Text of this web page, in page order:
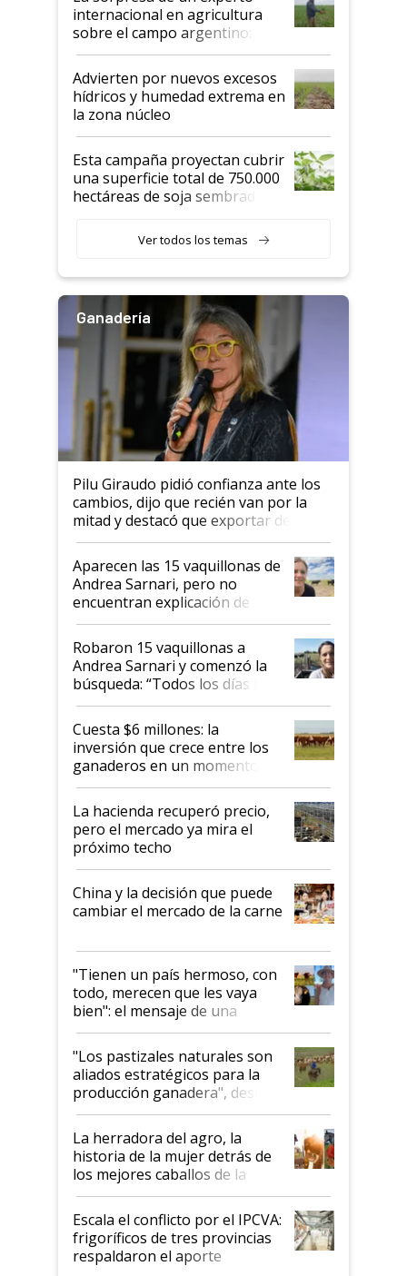
internacional en agricultura
sobre el campo argentino:
"Estoy muy impresionado"
Advierten por nuevos excesos
hídricos y humedad extrema en
la zona núcleo
Esta campaña proyectan cubrir
una superficie total de 750.000
hectáreas de soja sembradas
variedades que marcan un
salto tecnológico en genética y
Ver todos los temas
Ganadería
Pilu Giraudo pidió confianza ante los
cambios, dijo que recién van por la
mitad y destacó que exportar dejó de
ser "para unos pocos": "Tenemos un
mandato muy claro del gobierno
nacional"
Aparecen las 15 vaquillonas de
Andrea Sarnari, pero no
encuentran explicación de
cómo llegaron allí
Robaron 15 vaquillonas a
Andrea Sarnari y comenzó la
búsqueda: “Todos los días le
toca a algún productor”
Cuesta $6 millones: la
inversión que crece entre los
ganaderos en un momento
histórico para la actividad
La hacienda recuperó precio,
pero el mercado ya mira el
próximo techo
China y la decisión que puede
cambiar el mercado de la carne
"Tienen un país hermoso, con
todo, merecen que les vaya
bien": el mensaje de una
ganadera uruguaya sobre las
oportunidades que se abren
para el agro en Argentina, con
foco en la carne
"Los pastizales naturales son
aliados estratégicos para la
producción ganadera", destaca
la iniciativa que ya reúne a 46
establecimientos en Argentina
La herradora del agro, la
historia de la mujer detrás de
los mejores caballos de la
Argentina y los mitos que
todavía hacen sufrir a estos
animales: "Mientras me
descalificaban, yo seguí
haciendo currículum"
Escala el conflicto por el IPCVA:
frigoríficos de tres provincias
respaldaron el aporte